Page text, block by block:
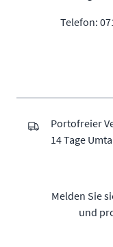
Telefon:
Portofreier
14 Tage
Melden Sie
und